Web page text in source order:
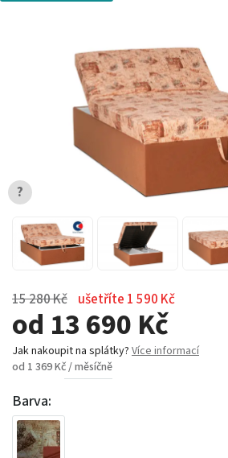
15 280 Kč ušetříte 1 590 Kč
od 13 690 Kč
Jak nakoupit na splátky? Více informací
od 1 369 Kč / měsíčně
Barva:
?